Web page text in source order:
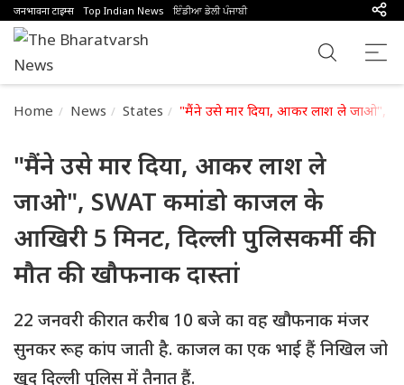
जनभावना टाइम्स Top Indian News ਇੰਡੀਆ ਡੇਲੀ ਪੰਜਾਬੀ
Home News States "मैंने उसे मार दिया, आकर लाश ले जाओ",
"मैंने उसे मार दिया, आकर लाश ले
जाओ", SWAT कमांडो काजल के
आखिरी 5 मिनट, दिल्ली पुलिसकर्मी की
मौत की खौफनाक दास्तां
22 जनवरी की रात करीब 10 बजे का वह खौफनाक मंजर
सुनकर रूह कांप जाती है. काजल का एक भाई हैं निखिल जो
खुद दिल्ली पुलिस में तैनात हैं.